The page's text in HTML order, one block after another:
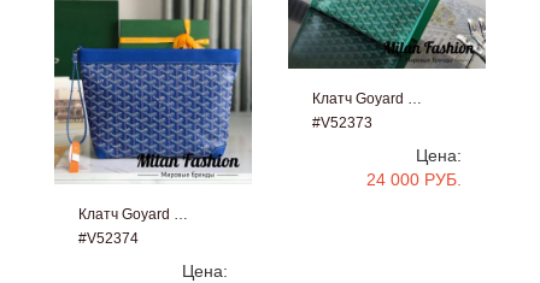
Клатч Goyard …
#V52374
Цена:
Клатч Goyard …
#V52373
Цена:
24 000 РУБ.